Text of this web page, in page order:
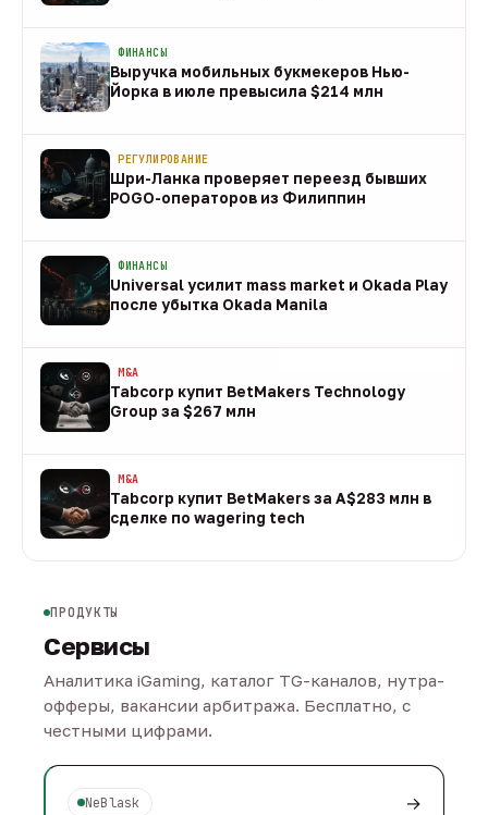
ФИНАНСЫ
Выручка мобильных букмекеров Нью-
Йорка в июле превысила $214 млн
РЕГУЛИРОВАНИЕ
Шри-Ланка проверяет переезд бывших
POGO-операторов из Филиппин
ФИНАНСЫ
Universal усилит mass market и Okada Play
после убытка Okada Manila
M&A
Tabcorp купит BetMakers Technology
Group за $267 млн
M&A
Tabcorp купит BetMakers за A$283 млн в
сделке по wagering tech
ПРОДУКТЫ
Сервисы
Аналитика iGaming, каталог TG-каналов, нутра-
офферы, вакансии арбитража. Бесплатно, с
честными цифрами.
NeBlask →